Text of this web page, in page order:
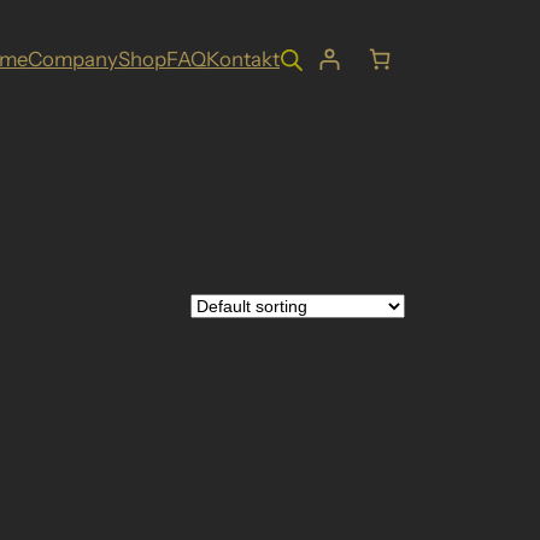
CompanyShopFAQKontakt